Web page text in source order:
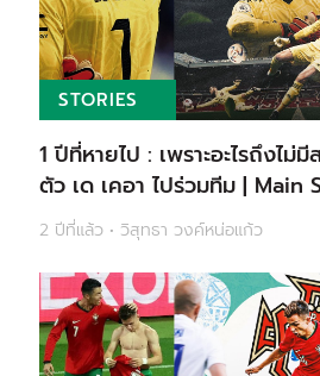
STORIES
1 ปีที่หายไป : เพราะอะไรถึงไม่
ตัว เด เคอา ไปร่วมทีม | Main
2 ปีที่แล้ว • วิสุทธา วงค์หน่อแก้ว